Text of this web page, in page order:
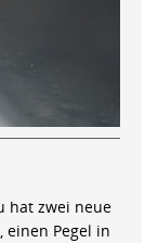
hat zwei neue
einen Pegel in